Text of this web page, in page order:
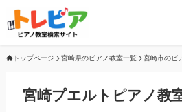
トップページ 宮崎県のピアノ教室一覧 宮崎市のピ
宮崎プエルトピアノ教